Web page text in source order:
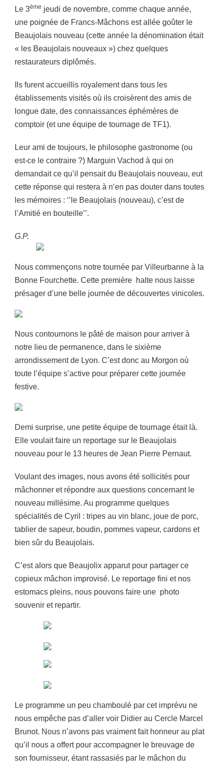
Le 3ème jeudi de novembre, comme chaque année,
une poignée de Francs-Mâchons est allée goûter le
Beaujolais nouveau (cette année la dénomination était
« les Beaujolais nouveaux ») chez quelques
restaurateurs diplômés.
Ils furent accueillis royalement dans tous les
établissements visités où ils croisèrent des amis de
longue date, des connaissances éphémères de
comptoir (et une équipe de tournage de TF1).
Leur ami de toujours, le philosophe gastronome (ou
est-ce le contraire ?) Marguin Vachod à qui on
demandait ce qu’il pensait du Beaujolais nouveau, eut
cette réponse qui restera à n’en pas douter dans toutes
les mémoires : ‘’le Beaujolais (nouveau), c’est de
l’Amitié en bouteille’’.
G.P.
Nous commençons notre tournée par Villeurbanne à la
Bonne Fourchette. Cette première halte nous laisse
présager d’une belle journée de découvertes vinicoles.
Nous contournons le pâté de maison pour arriver à
notre lieu de permanence, dans le sixième
arrondissement de Lyon. C’est donc au Morgon où
toute l’équipe s’active pour préparer cette journée
festive.
Demi surprise, une petite équipe de tournage était là.
Elle voulait faire un reportage sur le Beaujolais
nouveau pour le 13 heures de Jean Pierre Pernaut.
Voulant des images, nous avons été sollicités pour
mâchonner et répondre aux questions concernant le
nouveau millésime. Au programme quelques
spécialités de Cyril : tripes au vin blanc, joue de porc,
tablier de sapeur, boudin, pommes vapeur, cardons et
bien sûr du Beaujolais.
C’est alors que Beaujolix apparut pour partager ce
copieux mâchon improvisé. Le reportage fini et nos
estomacs pleins, nous pouvons faire une photo
souvenir et repartir.
Le programme un peu chamboulé par cet imprévu ne
nous empêche pas d’aller voir Didier au Cercle Marcel
Brunot. Nous n’avons pas vraiment fait honneur au plat
qu’il nous a offert pour accompagner le breuvage de
son fournisseur, étant rassasiés par le mâchon du